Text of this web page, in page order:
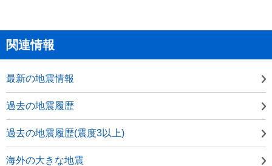
関連情報
最新の地震情報
過去の地震履歴
過去の地震履歴(震度3以上)
海外の大きな地震